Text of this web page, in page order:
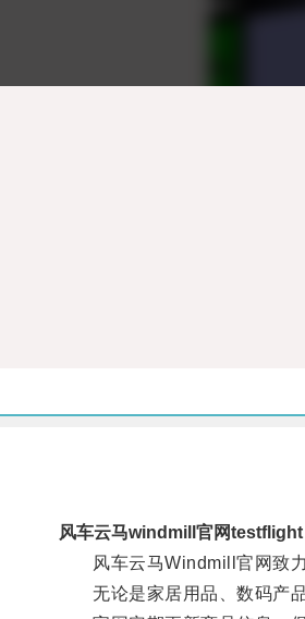
风车云马windmill官网testflight
风车云马Windmill官网致力
无论是家居用品、数码产品